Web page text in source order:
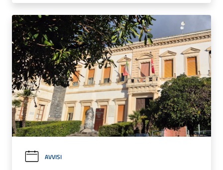
AVVISI